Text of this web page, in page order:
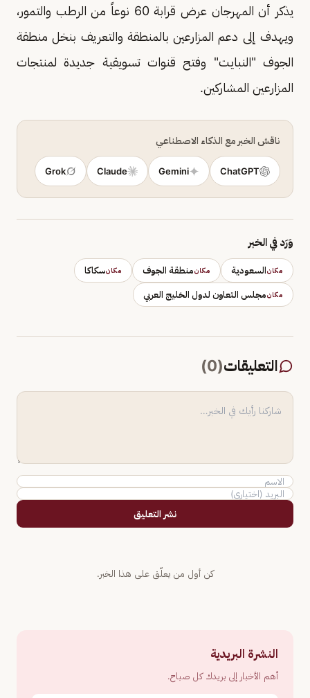
يذكر أن المهرجان عرض قرابة 60 نوعاً من الرطب والتمور،
ويهدف إلى دعم المزارعين بالمنطقة والتعريف بنخل منطقة
الجوف "النبايت" وفتح قنوات تسويقية جديدة لمنتجات
المزارعين المشاركين.
ناقش الخبر مع الذكاء الاصطناعي
ChatGPT
Gemini
Claude
Grok
وَرَد في الخبر
مكانالسعودية مكانمنطقة الجوف مكانسكاكا
مكانمجلس التعاون لدول الخليج العربي
التعليقات(
0
)
نشر التعليق
كن أول من يعلّق على هذا الخبر.
النشرة البريدية
أهم الأخبار إلى بريدك كل صباح.